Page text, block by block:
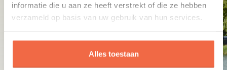
informatie die u aan ze heeft verstrekt of die ze hebben
verzameld op basis van uw gebruik van hun services.
Alles toestaan